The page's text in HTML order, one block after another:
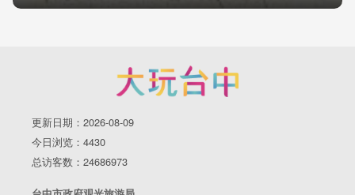
更新日期：2026-08-09
今日浏览：4430
总访客数：24686973